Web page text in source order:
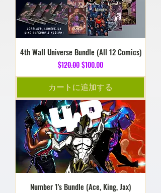
4th Wall Universe Bundle (All 12 Comics)
通常価格
$120.00セール価格
$100.00
カートに追加する
Number 1's Bundle (Ace, King, Jax)